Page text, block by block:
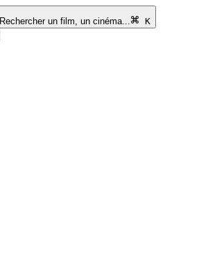
Rechercher un film, un cinéma...
K